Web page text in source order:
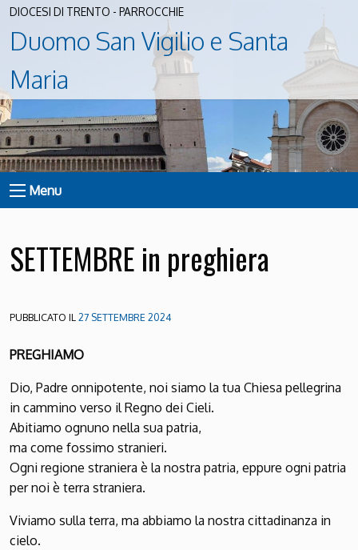
DIOCESI DI TRENTO - PARROCCHIE
Duomo San Vigilio e Santa
Maria
Menu
SETTEMBRE in preghiera
PUBBLICATO IL27 SETTEMBRE 2024
PREGHIAMO
Dio, Padre onnipotente, noi siamo la tua Chiesa pellegrina
in cammino verso il Regno dei Cieli.
Abitiamo ognuno nella sua patria,
ma come fossimo stranieri.
Ogni regione straniera è la nostra patria, eppure ogni patria
per noi è terra straniera.
Viviamo sulla terra, ma abbiamo la nostra cittadinanza in
cielo.